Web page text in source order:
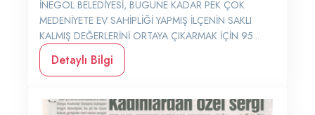
İNEGÖL BELEDİYESİ, BUGÜNE KADAR PEK ÇOK
MEDENİYETE EV SAHİPLİĞİ YAPMIŞ İLÇENİN SAKLI
KALMIŞ DEĞERLERİNİ ORTAYA ÇIKARMAK İÇİN 95...
Detaylı Bilgi